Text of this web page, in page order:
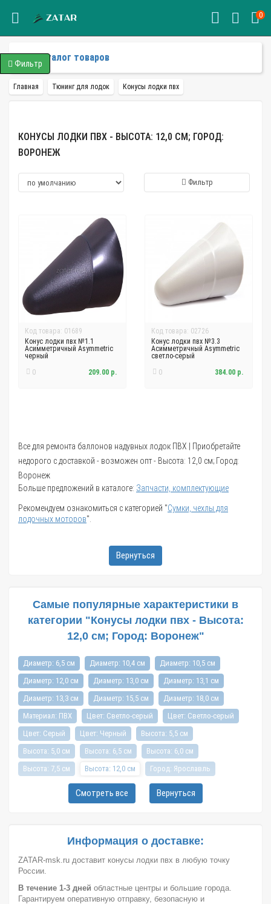
0
Каталог товаров
Главная Тюнинг для лодок Конусы лодки пвх
КОНУСЫ ЛОДКИ ПВХ - ВЫСОТА: 12,0 СМ; ГОРОД:
ВОРОНЕЖ
Фильтр
Код товара: 01689
Конус лодки пвх №1.1
Асимметричный Asymmetric
черный
0
209.00 р.
Код товара: 02726
Конус лодки пвх №3.3
Асимметричный Asymmetric
светло-серый
0
384.00 р.
Все для ремонта баллонов надувных лодок ПВХ | Приобретайте
недорого с доставкой - возможен опт - Высота: 12,0 см; Город:
Воронеж
Больше предложений в каталоге: Запчасти, комплектующие
Рекомендуем ознакомиться с категорией "Сумки, чехлы для
лодочных моторов".
Вернуться
Самые популярные характеристики в
категории "Конусы лодки пвх - Высота:
12,0 см; Город: Воронеж"
Диаметр: 6,5 см Диаметр: 10,4 см
Диаметр: 10,5 см
Диаметр: 12,0 см
Диаметр: 13,0 см
Диаметр: 13,1 см
Диаметр: 13,3 см
Диаметр: 15,5 см
Диаметр: 18,0 см
Материал: ПВХ
Цвет: Светло-серый
Цвет: Cветло-серый
Цвет: Серый
Цвет: Черный
Высота: 5,5 см
Высота: 5,0 см
Высота: 6,5 см
Высота: 6,0 см
Высота: 7,5 см
Высота: 12,0 см
Город: Ярославль
Город: Санкт-Петербург
Город: Новосибирск
Город: Уфа
Город: Москва
Город: Красноярск
Город: Екатеринбург
Город: Нижний Новгород
Город: Воронеж
Город: Волгоград
Город: Ростов-на-Дону
Город: Саратов
Город: Челябинск
Город: Барнаул
Город: Тюмень
Смотреть все Вернуться
Информация о доставке:
ZATAR-msk.ru доставит конусы лодки пвх в любую точку
России.
В течение 1-3 дней областные центры и большие города.
Гарантируем оперативную отправку, безопасную и
Фильтр